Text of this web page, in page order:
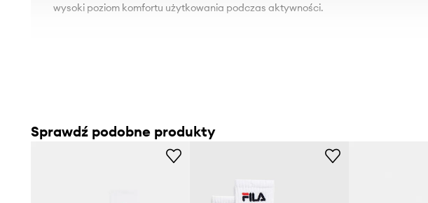
wysoki poziom komfortu użytkowania podczas aktywności.
Sprawdź podobne produkty